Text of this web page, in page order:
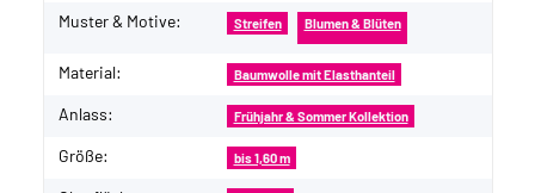
Muster & Motive: Streifen Blumen & Blüten
Material: Baumwolle mit Elasthanteil
Anlass: Frühjahr & Sommer Kollektion
Größe: bis 1,60 m